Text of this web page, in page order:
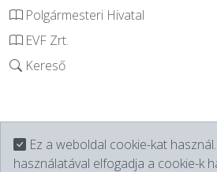
Ez a weboldal cookie-kat
használatával elfogadja a cookie-k
Polgármesteri Hivatal
EVF Zrt.
Kereső